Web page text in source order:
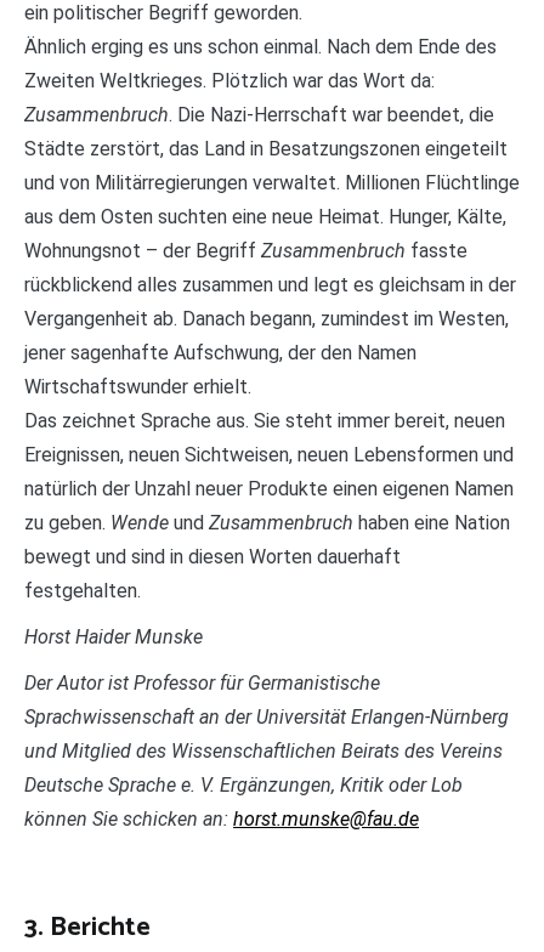
ein politischer Begriff geworden.
Ähnlich erging es uns schon einmal. Nach dem Ende des
Zweiten Weltkrieges. Plötzlich war das Wort da:
Zusammenbruch. Die Nazi-Herrschaft war beendet, die
Städte zerstört, das Land in Besatzungszonen eingeteilt
und von Militärregierungen verwaltet. Millionen Flüchtlinge
aus dem Osten suchten eine neue Heimat. Hunger, Kälte,
Wohnungsnot – der Begriff Zusammenbruch fasste
rückblickend alles zusammen und legt es gleichsam in der
Vergangenheit ab. Danach begann, zumindest im Westen,
jener sagenhafte Aufschwung, der den Namen
Wirtschaftswunder erhielt.
Das zeichnet Sprache aus. Sie steht immer bereit, neuen
Ereignissen, neuen Sichtweisen, neuen Lebensformen und
natürlich der Unzahl neuer Produkte einen eigenen Namen
zu geben. Wende und Zusammenbruch haben eine Nation
bewegt und sind in diesen Worten dauerhaft
festgehalten.
Horst Haider Munske
Der Autor ist Professor für Germanistische
Sprachwissenschaft an der Universität Erlangen-Nürnberg
und Mitglied des Wissenschaftlichen Beirats des Vereins
Deutsche Sprache e. V. Ergänzungen, Kritik oder Lob
können Sie schicken an: horst.munske@fau.de
3. Berichte